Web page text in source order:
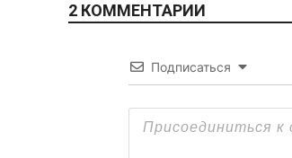
2 КОММЕНТАРИИ
Подписаться